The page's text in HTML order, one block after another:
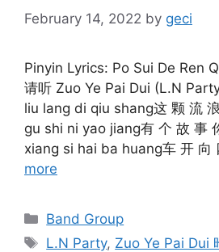
February 14, 2022 by geci
Pinyin Lyrics: Po Sui De Ren
请听 Zuo Ye Pai Dui (L.N
liu lang di qiu shang这 颗 流
gu shi ni yao jiang有 个 故 事
xiang si hai ba huang车 开 向
more
Categories
Band Group
Tags
L.N Party, Zuo Ye Pai Dui